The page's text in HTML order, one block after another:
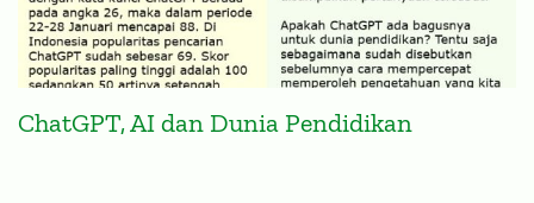
ChatGPT, AI dan Dunia Pendidikan